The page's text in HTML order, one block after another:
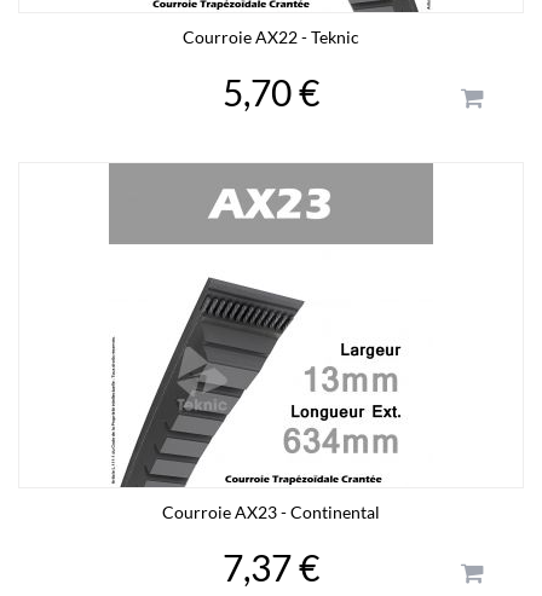
Courroie AX22 - Teknic
5,70 €
Courroie AX23 - Continental
7,37 €